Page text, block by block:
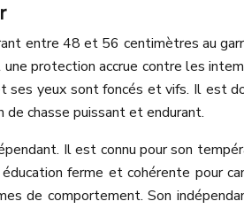
entre 48 et 56 centimètres au
protection accrue contre les
yeux sont foncés et vifs. Il est
de chasse puissant et endurant.
Il est connu pour son
ferme et cohérente pour
de comportement. Son